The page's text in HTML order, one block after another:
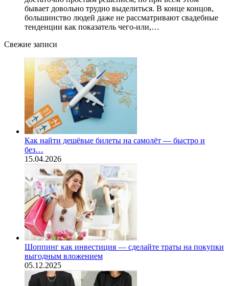
бывает довольно трудно выделиться. В конце концов,
большинство людей даже не рассматривают свадебные
тенденции как показатель чего-или,…
Свежие записи
Как найти дешёвые билеты на самолёт — быстро и
без…
15.04.2026
Шоппинг как инвестиция — сделайте траты на покупки
выгодным вложением
05.12.2025